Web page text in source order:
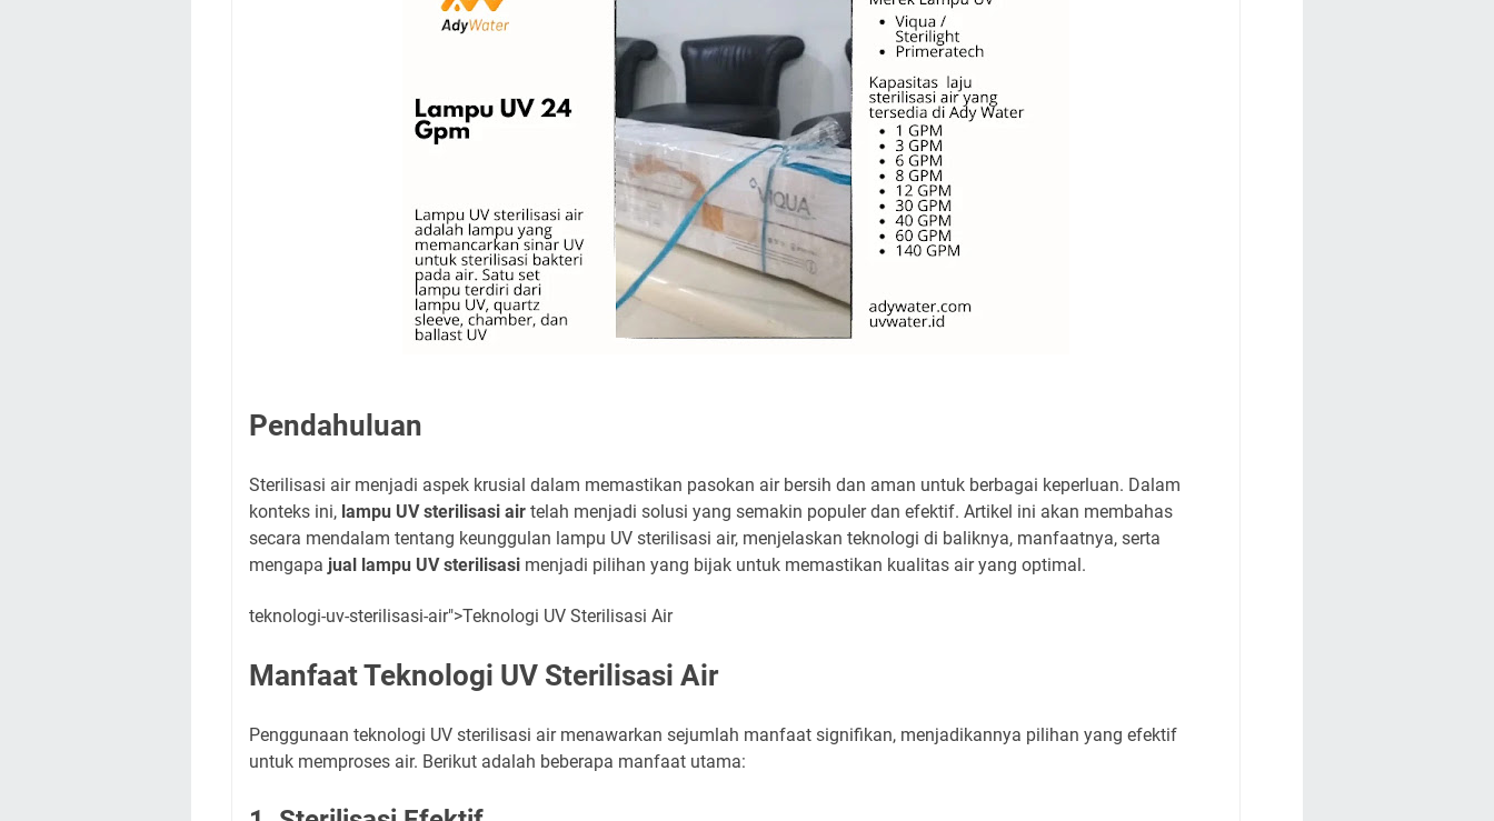
Pendahuluan
Sterilisasi air menjadi aspek krusial dalam memastikan pasokan air bersih dan aman untuk berbagai keperluan. Dalam
konteks ini, lampu UV sterilisasi air telah menjadi solusi yang semakin populer dan efektif. Artikel ini akan membahas
secara mendalam tentang keunggulan lampu UV sterilisasi air, menjelaskan teknologi di baliknya, manfaatnya, serta
mengapa jual lampu UV sterilisasi menjadi pilihan yang bijak untuk memastikan kualitas air yang optimal.
teknologi-uv-sterilisasi-air">Teknologi UV Sterilisasi Air
Manfaat Teknologi UV Sterilisasi Air
Penggunaan teknologi UV sterilisasi air menawarkan sejumlah manfaat signifikan, menjadikannya pilihan yang efektif
untuk memproses air. Berikut adalah beberapa manfaat utama: